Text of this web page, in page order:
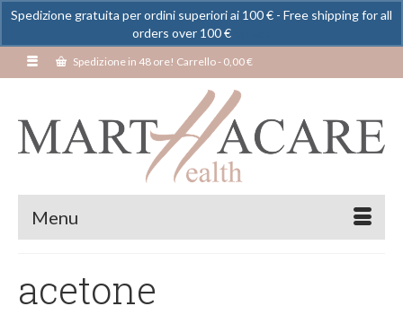
Spedizione in 48 ore! Carrello- 0,00€
Menu
acetone
Spedizione gratuita per ordini superiori ai 100 € - Free shipping for all
orders over 100 €